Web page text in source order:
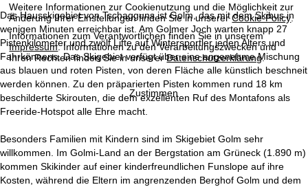
Weitere Informationen zur Cookienutzung und die Möglichkeit zur
Änderung Ihrer Einstellungen finden Sie in unsererCookie-Policy.
Informationen zum Verantwortlichen finden Sie in unserem
Impressum. Informationen zu den Verarbeitungszwecken und
Ihren Rechten finden Sie in unsererDatenschutzerklärung.
Zustimmen
Das Hausskigebiet von Tschagguns ist Golm, das mit dem Skibus in
wenigen Minuten erreichbar ist. Am Golmer Joch warten knapp 27
Pistenkilometer und zwölf Lifte auf Wintersportler jeden Alters und
Fahrkönnens. Das Skigebiet verfügt über eine angenehme Mischung
aus blauen und roten Pisten, von deren Fläche alle künstlich beschneit
werden können. Zu den präparierten Pisten kommen rund 18 km
beschilderte Skirouten, die dem exzellenten Ruf des Montafons als
Freeride-Hotspot alle Ehre macht.
Besonders Familien mit Kindern sind im Skigebiet Golm sehr
willkommen. Im Golmi-Land an der Bergstation am Grüneck (1.890 m)
kommen Skikinder auf einer kinderfreundlichen Funslope auf ihre
Kosten, während die Eltern im angrenzenden Berghof Golm und dem